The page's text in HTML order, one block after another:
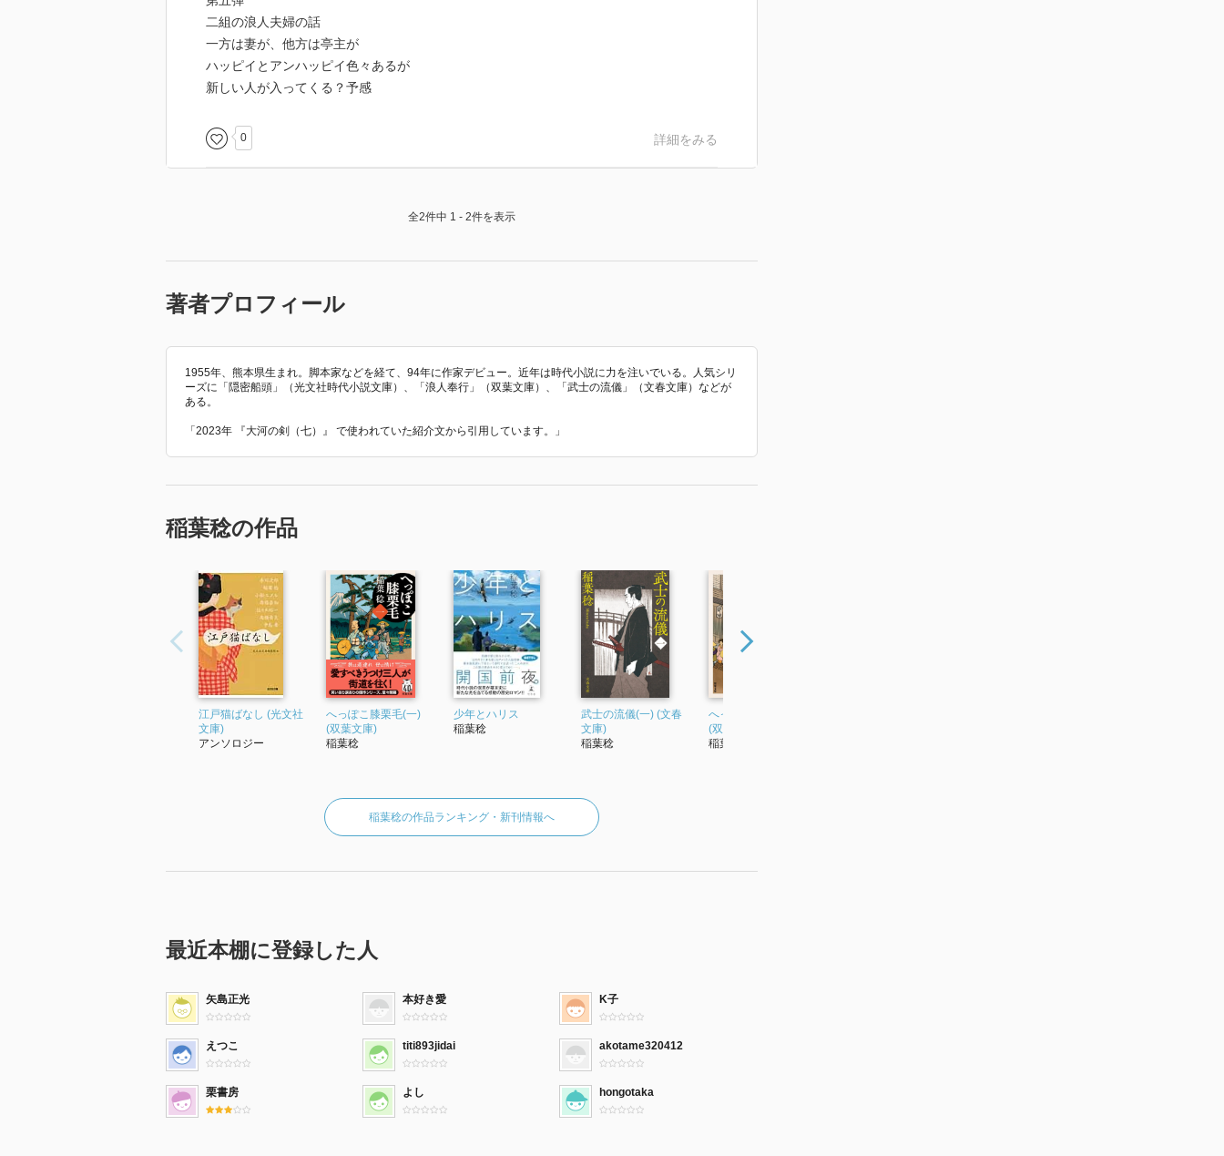
二組の浪人夫婦の話
一方は妻が、他方は亭主が
ハッピイとアンハッピイ色々あるが
新しい人が入ってくる？予感
0 詳細をみる
全2件中 1 - 2件を表示
著者プロフィール
1955年、熊本県生まれ。脚本家などを経て、94年に作家デビュー。近年は時代小説に力を注いでいる。人気シリ
ーズに「隠密船頭」（光文社時代小説文庫）、「浪人奉行」（双葉文庫）、「武士の流儀」（文春文庫）などが
ある。
「2023年 『大河の剣（七）』 で使われていた紹介文から引用しています。」
稲葉稔の作品
江戸猫ばなし (光文社
文庫)
アンソロジー
へっぽこ膝栗毛(一)
(双葉文庫)
稲葉稔
少年とハリス
稲葉稔
武士の流儀(一) (文春
文庫)
稲葉稔
へっぽこ膝栗毛(二)
(双葉文庫)
稲葉稔
稲葉稔の作品ランキング・新刊情報へ
最近本棚に登録した人
矢島正光 本好き愛 K子
えつこ titi893jidai akotame320412
栗書房 よし hongotaka